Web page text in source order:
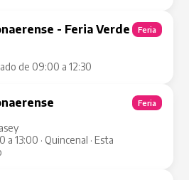
- Feria Verde
de 09:00 a 12:30
Feria
a 13:00 · Quincenal · Esta
Feria